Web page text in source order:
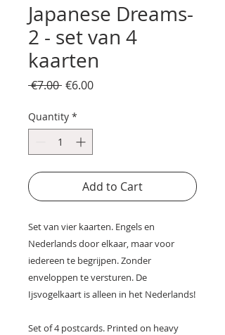
Japanese Dreams-
2 - set van 4
kaarten
€7.00 Regular
€6.00Sale
Quantity *
Add to Cart
Set van vier kaarten. Engels en
Nederlands door elkaar, maar voor
iedereen te begrijpen. Zonder
enveloppen te versturen. De
Ijsvogelkaart is alleen in het Nederlands!
Set of 4 postcards. Printed on heavy